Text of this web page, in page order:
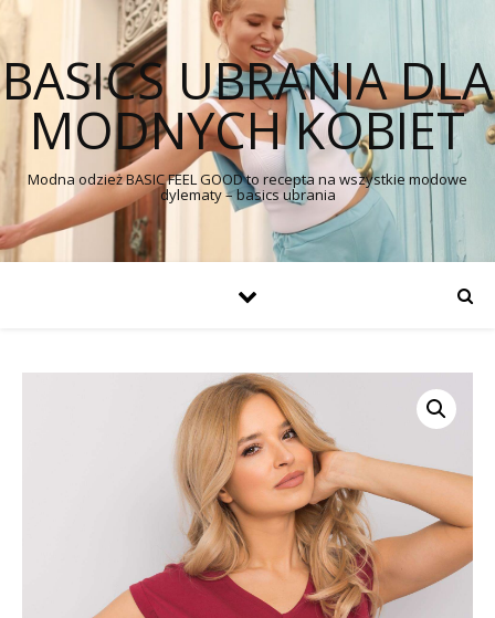
BASICS UBRANIA DLA
MODNYCH KOBIET
Modna odzież BASIC FEEL GOOD to recepta na wszystkie modowe
dylematy – basics ubrania